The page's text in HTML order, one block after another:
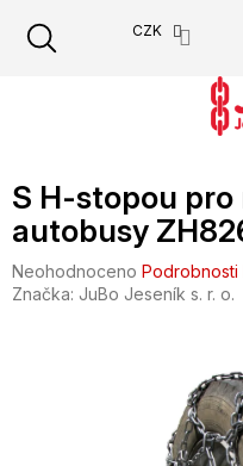
obsah
CZK
S H-stopou
autobusy
Průměrné
hodnocení
Neohodnoceno
Značka: JuBo Jeseník s. r. o.